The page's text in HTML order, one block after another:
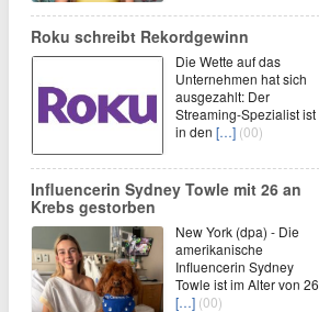
Roku schreibt Rekordgewinn
Die Wette auf das
Unternehmen hat sich
ausgezahlt: Der
Streaming-Spezialist ist
in den […] (00)
Influencerin Sydney Towle mit 26 an
Krebs gestorben
New York (dpa) - Die
amerikanische
Influencerin Sydney
Towle ist im Alter von 26
[…] (00)